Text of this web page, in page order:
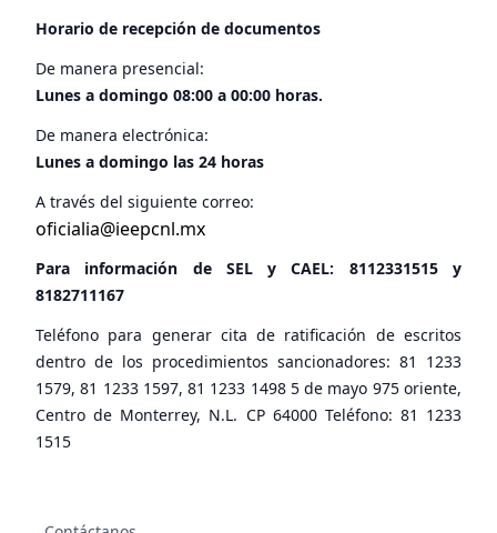
Horario de recepción de documentos
De manera presencial:
Lunes a domingo 08:00 a 00:00 horas.
De manera electrónica:
Lunes a domingo las 24 horas
A través del siguiente correo:
oficialia@ieepcnl.mx
Para información de SEL y CAEL: 8112331515y
8182711167
Teléfono para generar cita de ratificación de escritos
dentro de los procedimientos sancionadores: 81 1233
1579, 81 1233 1597, 81 1233 1498 5 de mayo 975 oriente,
Centro de Monterrey, N.L. CP 64000 Teléfono: 81 1233
1515